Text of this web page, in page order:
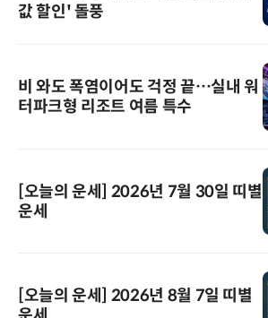
값 할인' 돌풍
비 와도 폭염이어도 걱정 끝…실내 워
터파크형 리조트 여름 특수
[오늘의 운세] 2026년 7월 30일 띠별
운세
[오늘의 운세] 2026년 8월 7일 띠별